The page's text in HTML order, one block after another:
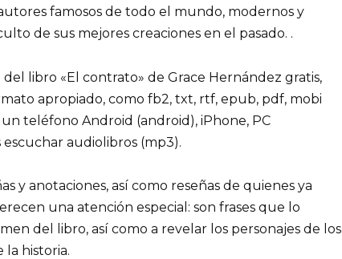
famosos de todo el mundo, modernos y
de sus mejores creaciones en el pasado. .
libro «El contrato» de Grace Hernández gratis,
apropiado, como fb2, txt, rtf, epub, pdf, mobi
teléfono Android (android), iPhone, PC
audiolibros (mp3).
y anotaciones, así como reseñas de quienes ya
una atención especial: son frases que lo
del libro, así como a revelar los personajes de los
la historia.